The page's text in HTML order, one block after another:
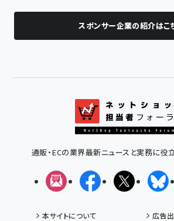
スポンサー企業の紹介はこ
通販・ECの業界最新ニュースと実務に役
メルマガFacebookX(エックス)
本サイトについて
広告